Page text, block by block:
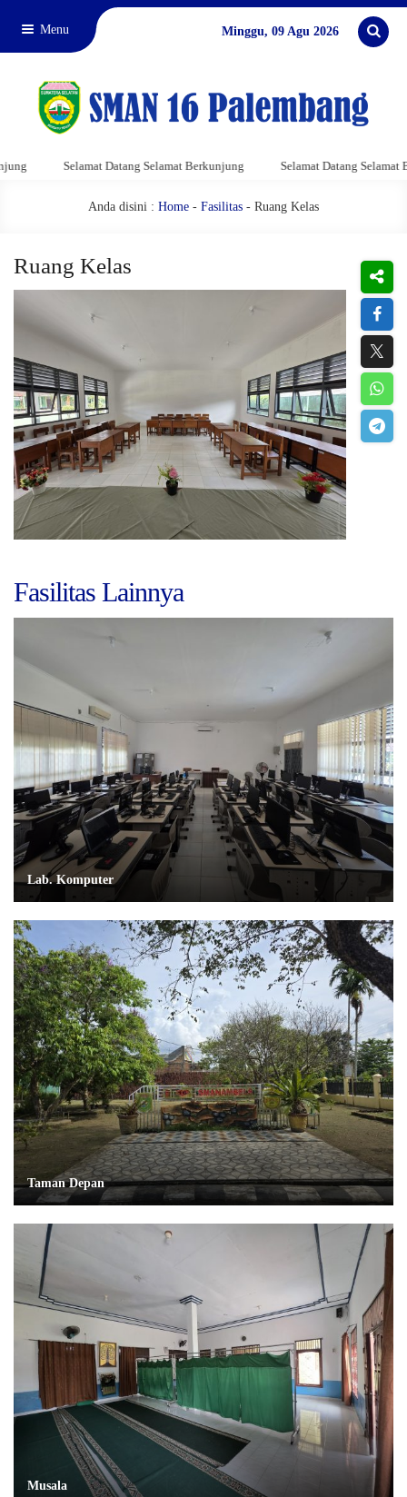
Menu Minggu, 09 Agu 2026
Selamat Datang Selamat Berkunjung Selamat Datang Selamat
Anda disini : Home - Fasilitas - Ruang Kelas
Ruang Kelas
Fasilitas Lainnya
Lab. Komputer
Taman Depan
Musala